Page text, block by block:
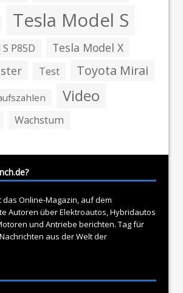
Tesla Model S
P85D
Tesla Model X
Test Toyota Mirai
Video
Wachstum
das Online-Magazin, auf dem
Autoren überElektroautos, Hybridautos
und Antriebe berichten. Tag für
aus der Welt der